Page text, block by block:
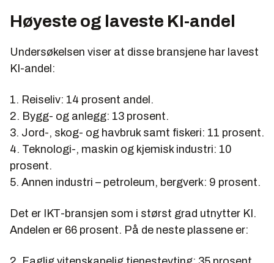
Høyeste og laveste KI-andel
Undersøkelsen viser at disse bransjene har lavest
KI-andel:
1. Reiseliv: 14 prosent andel.
2. Bygg- og anlegg: 13 prosent.
3. Jord-, skog- og havbruk samt fiskeri: 11 prosent.
4. Teknologi-, maskin og kjemisk industri: 10
prosent.
5. Annen industri – petroleum, bergverk: 9 prosent.
Det er IKT-bransjen som i størst grad utnytter KI.
Andelen er 66 prosent. På de neste plassene er: